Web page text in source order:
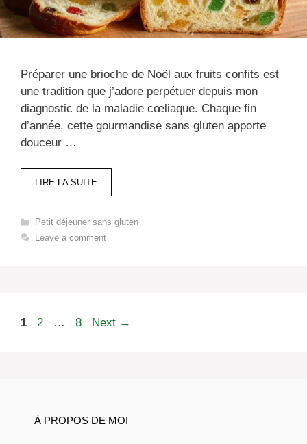
Préparer une brioche de Noël aux fruits confits est
une tradition que j’adore perpétuer depuis mon
diagnostic de la maladie cœliaque. Chaque fin
d’année, cette gourmandise sans gluten apporte
douceur …
LIRE LA SUITE
Categories
Petit déjeuner sans gluten​
Leave a comment
Page
1 Page
2 … Page
8 Next →
À PROPOS DE MOI